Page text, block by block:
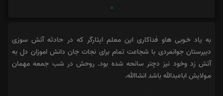
0
به یاد خـوبی هاو فداکاری این معلم ایثارگر که در حادثه آتش سوزی
دبیرستان جوانمردی با شجاعت تمام برای نجات جان دانش اموزان دل به
آتش زد وخود نیز دچتر سانحه شده بود. روحش در شب جمعه مهمان
مـولایش اباعبدالله باشد انشاالله.